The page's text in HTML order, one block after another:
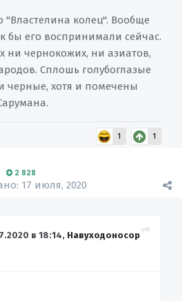
"Властелина колец". Вообще
бы его воспринимали сейчас.
ни чернокожих, ни азиатов,
Сплошь голубоглазые
черные, хотя и помечены
1 1
2 828
17 июля, 2020
в 18:14, Навуходоносор